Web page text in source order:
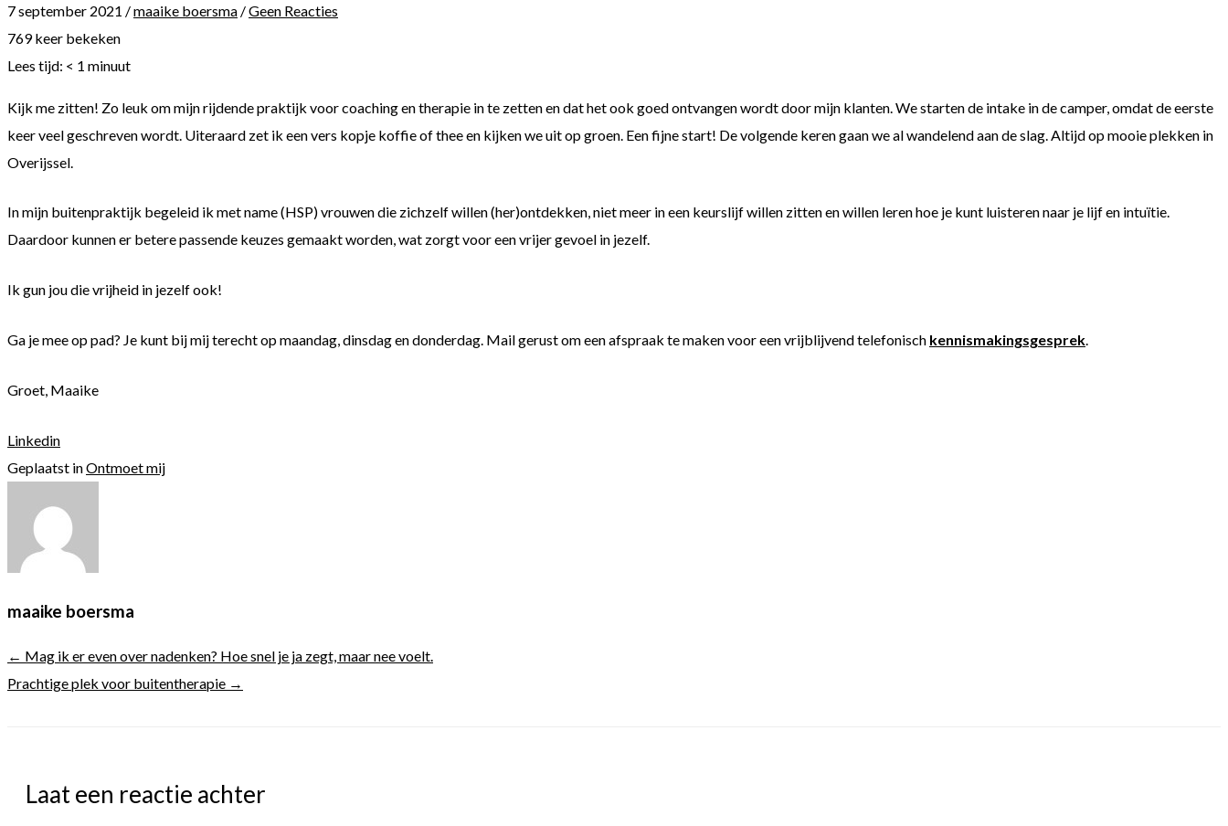
7 september 2021 /maaike boersma /Geen Reacties
769 keer bekeken
Lees tijd: < 1 minuut
Kijk me zitten! Zo leuk om mijn rijdende praktijk voor coaching en therapie in te zetten en dat het ook goed ontvangen wordt door mijn klanten. We starten de intake in de camper, omdat de eerste
keer veel geschreven wordt. Uiteraard zet ik een vers kopje koffie of thee en kijken we uit op groen. Een fijne start! De volgende keren gaan we al wandelend aan de slag. Altijd op mooie plekken in
Overijssel.
In mijn buitenpraktijk begeleid ik met name (HSP) vrouwen die zichzelf willen (her)ontdekken, niet meer in een keurslijf willen zitten en willen leren hoe je kunt luisteren naar je lijf en intuïtie.
Daardoor kunnen er betere passende keuzes gemaakt worden, wat zorgt voor een vrijer gevoel in jezelf.
Ik gun jou die vrijheid in jezelf ook!
Ga je mee op pad? Je kunt bij mij terecht op maandag, dinsdag en donderdag. Mail gerust om een afspraak te maken voor een vrijblijvend telefonisch kennismakingsgesprek.
Groet, Maaike
Linkedin
Geplaatst inOntmoet mij
maaike boersma
← Mag ik er even over nadenken? Hoe snel je ja zegt, maar nee voelt.
Prachtige plek voor buitentherapie →
Laat een reactie achter